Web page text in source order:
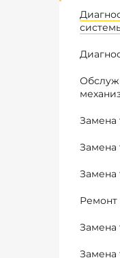
Замена
Замена
Замена
Ремонт
Замена
Замена